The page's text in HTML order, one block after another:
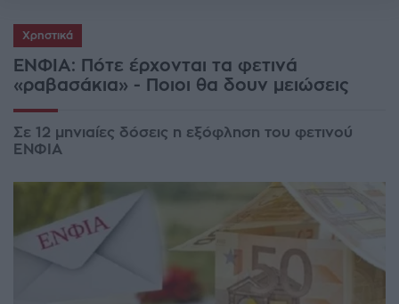
Χρηστικά
ΕΝΦΙΑ: Πότε έρχονται τα φετινά
«ραβασάκια» - Ποιοι θα δουν μειώσεις
Σε 12 μηνιαίες δόσεις η εξόφληση του φετινού
ΕΝΦΙΑ